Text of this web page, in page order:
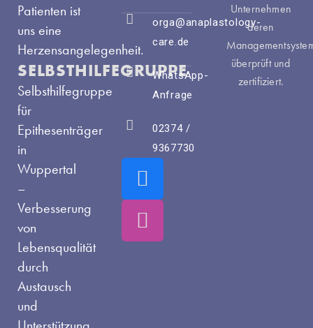
Patienten ist
uns eine
Herzensangelegenheit.
SELBSTHILFEGRUPPE
Selbsthilfegruppe
für
Epithesenträger
in
Wuppertal
–
Verbesserung
von
Lebensqualität
durch
Austausch
und
orga@anaplastology-
care.de
WhatsApp-
Anfrage
02374 /
9367730
F
a
c
e
I
n
s
t
Unternehmen
deren
überprüft und
zertifiziert.